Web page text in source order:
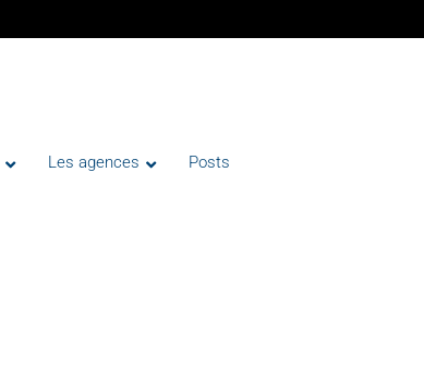
Les agences Posts